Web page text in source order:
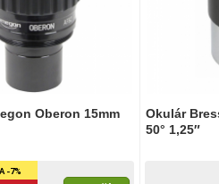
Oberon 15mm
-7%
Okulár
50° 1,25″